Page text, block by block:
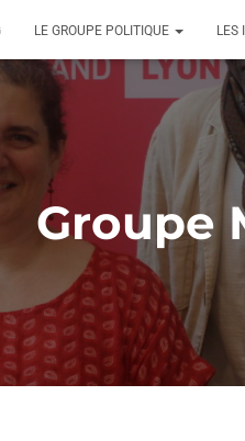
LE GROUPE POLITIQUE LES
Groupe